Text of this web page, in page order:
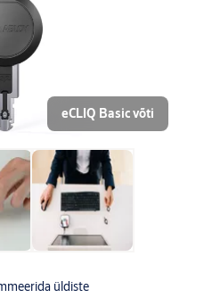
üldiste
eCLIQ Basic võti